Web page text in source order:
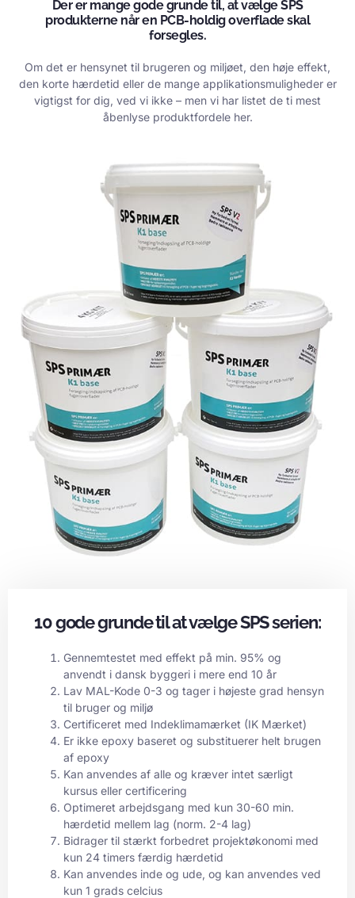
Der er mange gode grunde til, at vælge SPS
produkterne når en PCB-holdig overflade skal
forsegles.
Om det er hensynet til brugeren og miljøet, den høje effekt,
den korte hærdetid eller de mange applikationsmuligheder er
vigtigst for dig, ved vi ikke – men vi har listet de ti mest
åbenlyse produktfordele her.
10 gode grunde til at vælge SPS serien:
Gennemtestet med effekt på min. 95% og
anvendt i dansk byggeri i mere end 10 år
Lav MAL-Kode 0-3 og tager i højeste grad hensyn
til bruger og miljø
Certificeret med Indeklimamærket (IK Mærket)
Er ikke epoxy baseret og substituerer helt brugen
af epoxy
Kan anvendes af alle og kræver intet særligt
kursus eller certificering
Optimeret arbejdsgang med kun 30-60 min.
hærdetid mellem lag (norm. 2-4 lag)
Bidrager til stærkt forbedret projektøkonomi med
kun 24 timers færdig hærdetid
Kan anvendes inde og ude, og kan anvendes ved
kun 1 grads celcius